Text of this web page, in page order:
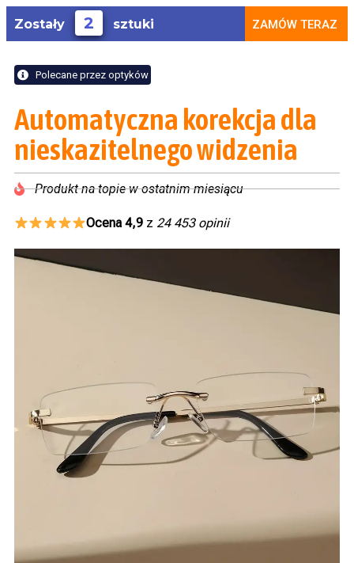
Zostały 2 sztuki ZAMÓW TERAZ
Polecane przez optyków
Automatyczna korekcja dla
nieskazitelnego widzenia
Produkt na topie w ostatnim miesiącu
Ocena 4,9 z 24 453 opinii